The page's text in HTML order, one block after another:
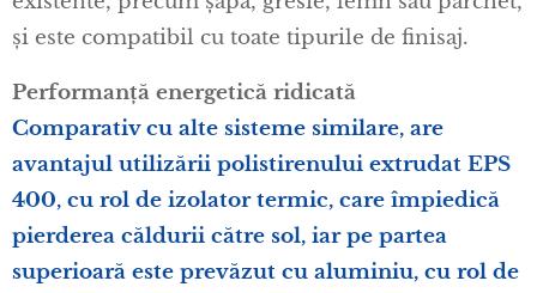
și este compatibil cu toate tipurile de finisaj.
Performanță energetică ridicată
Comparativ cu alte sisteme similare, are
avantajul utilizării polistirenului extrudat EPS
400, cu rol de izolator termic, care împiedică
pierderea căldurii către sol, iar pe partea
superioară este prevăzut cu aluminiu, cu rol de